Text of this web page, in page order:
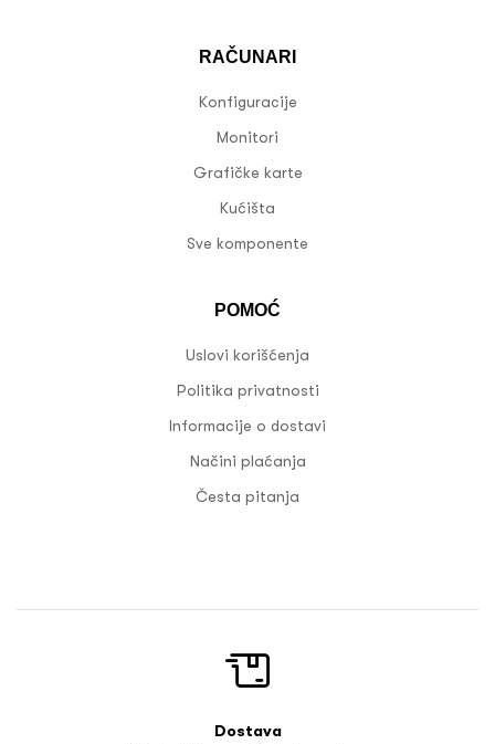
RAČUNARI
Konfiguracije
Monitori
Grafičke karte
Kućišta
Sve komponente
POMOĆ
Uslovi korišćenja
Politika privatnosti
Informacije o dostavi
Načini plaćanja
Česta pitanja
Dostava